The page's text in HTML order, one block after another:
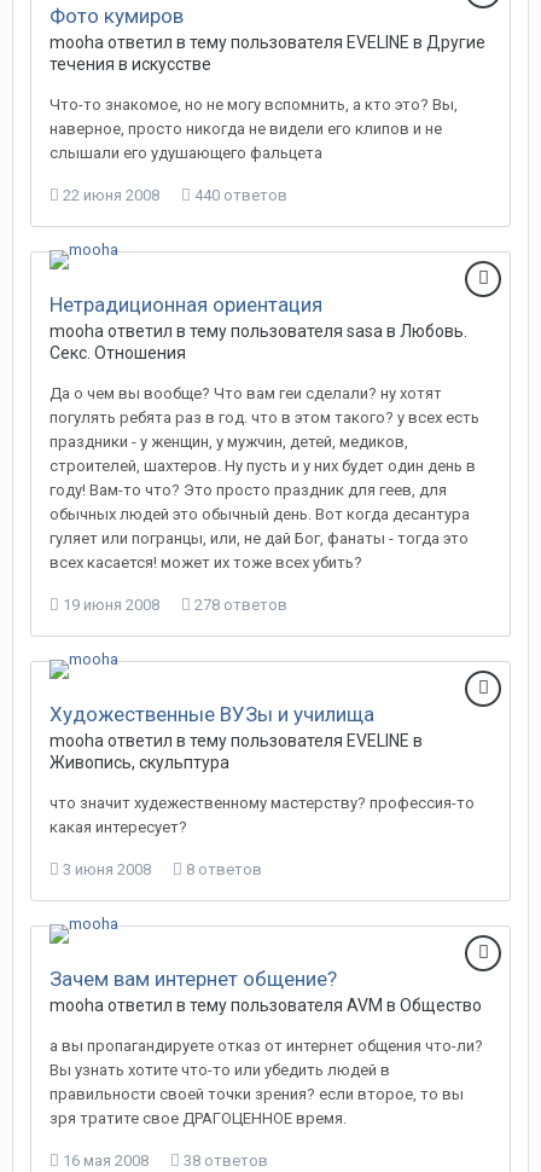
Фото кумиров
mooha ответил в тему пользователя EVELINE в Другие
течения в искусстве
Что-то знакомое, но не могу вспомнить, а кто это? Вы,
наверное, просто никогда не видели его клипов и не
слышали его удушающего фальцета
22 июня 2008 440 ответов
Нетрадиционная ориентация
mooha ответил в тему пользователя sasa в Любовь.
Секс. Отношения
Да о чем вы вообще? Что вам геи сделали? ну хотят
погулять ребята раз в год. что в этом такого? у всех есть
праздники - у женщин, у мужчин, детей, медиков,
строителей, шахтеров. Ну пусть и у них будет один день в
году! Вам-то что? Это просто праздник для геев, для
обычных людей это обычный день. Вот когда десантура
гуляет или погранцы, или, не дай Бог, фанаты - тогда это
всех касается! может их тоже всех убить?
19 июня 2008 278 ответов
Художественные ВУЗы и училища
mooha ответил в тему пользователя EVELINE в
Живопись, скульптура
что значит худежественному мастерству? профессия-то
какая интересует?
3 июня 2008 8 ответов
Зачем вам интернет общение?
mooha ответил в тему пользователя AVM в Общество
а вы пропагандируете отказ от интернет общения что-ли?
Вы узнать хотите что-то или убедить людей в
правильности своей точки зрения? если второе, то вы
зря тратите свое ДРАГОЦЕННОЕ время.
16 мая 2008 38 ответов